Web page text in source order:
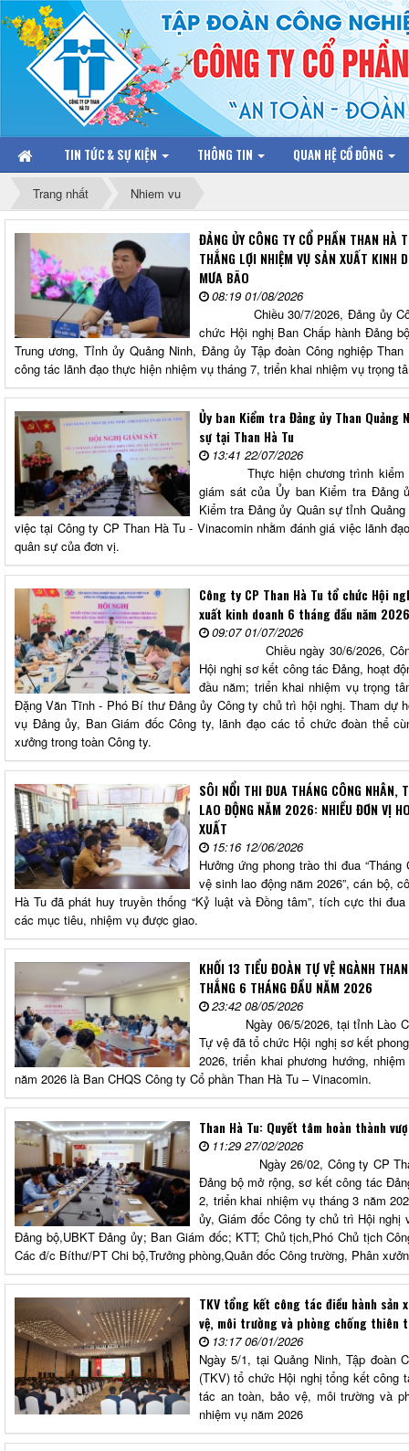
TIN TỨC & SỰ KIỆN THÔNG TIN QUAN HỆ CỔ ĐÔNG
Trang nhất Nhiem vu
ĐẢNG ỦY CÔNG TY CỔ PHẦN THAN HÀ
THẮNG LỢI NHIỆM VỤ SẢN XUẤT KINH
MƯA BÃO
08:19 01/08/2026
Chiều 30/7/2026, Đảng ủy Công
chức Hội nghị Ban Chấp hành Đảng
Trung ương, Tỉnh ủy Quảng Ninh, Đảng ủy Tập đoàn Công nghiệp
công tác lãnh đạo thực hiện nhiệm vụ tháng 7, triển khai nhiệm vụ trọng
Ủy ban Kiểm tra Đảng ủy Than
sự tại Than Hà Tu
13:41 22/07/2026
Thực hiện chương trình kiểm
giám sát của Ủy ban Kiểm tra Đảng
Kiểm tra Đảng ủy Quân sự tỉnh
việc tại Công ty CP Than Hà Tu - Vinacomin nhằm đánh giá việc lãnh
quân sự của đơn vị.
Công ty CP Than Hà Tu tổ chức Hội
xuất kinh doanh 6 tháng đầu năm 2026
09:07 01/07/2026
Chiều ngày 30/6/2026, Công
Hội nghị sơ kết công tác Đảng, hoạt
đầu năm; triển khai nhiệm vụ trọng
Đặng Văn Tĩnh - Phó Bí thư Đảng ủy Công ty chủ trì hội nghị. Tham dự
vụ Đảng ủy, Ban Giám đốc Công ty, lãnh đạo các tổ chức đoàn thể
xưởng trong toàn Công ty.
SÔI NỔI THI ĐUA THÁNG CÔNG NHÂN,
LAO ĐỘNG NĂM 2026: NHIỀU ĐƠN VỊ
XUẤT
15:16 12/06/2026
Hưởng ứng phong trào thi đua
vệ sinh lao động năm 2026”, cán bộ,
Hà Tu đã phát huy truyền thống “Kỷ luật và Đồng tâm”, tích cực thi
các mục tiêu, nhiệm vụ được giao.
KHỐI 13 TIỂU ĐOÀN TỰ VỆ NGÀNH
THẮNG 6 THÁNG ĐẦU NĂM 2026
23:42 08/05/2026
Ngày 06/5/2026, tại tỉnh Lào Cai,
Tự vệ đã tổ chức Hội nghị sơ kết
2026, triển khai phương hướng,
năm 2026 là Ban CHQS Công ty Cổ phần Than Hà Tu – Vinacomin.
Than Hà Tu: Quyết tâm hoàn thành
11:29 27/02/2026
Ngày 26/02, Công ty CP Than
Đảng bộ mở rộng, sơ kết công tác
2, triển khai nhiệm vụ tháng 3 năm
ủy, Giám đốc Công ty chủ trì Hội
Đảng bộ,UBKT Đảng ủy; Ban Giám đốc; KTT; Chủ tịch,Phó Chủ tịch
Các đ/c Bíthư/PT Chi bộ,Trưởng phòng,Quản đốc Công trường, Phân
TKV tổng kết công tác điều hành
vệ, môi trường và phòng chống thiên
13:17 06/01/2026
Ngày 5/1, tại Quảng Ninh, Tập đoàn
(TKV) tổ chức Hội nghị tổng kết công
tác an toàn, bảo vệ, môi trường và
nhiệm vụ năm 2026